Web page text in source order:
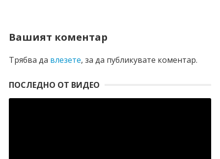
Вашият коментар
Трябва да влезете, за да публикувате коментар.
ПОСЛЕДНО ОТ ВИДЕО